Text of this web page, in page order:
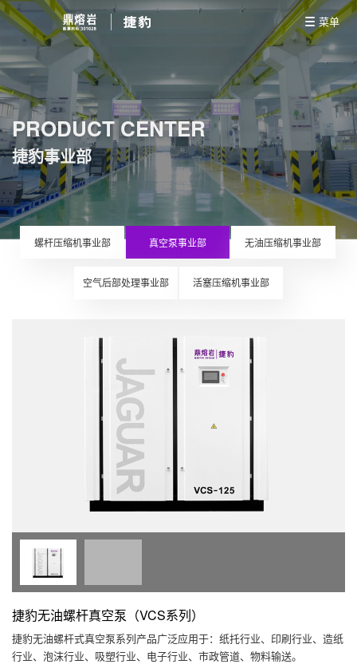
菜单
PRODUCT CENTER
捷豹事业部
螺杆压缩机事业部 真空泵事业部 无油压缩机事业部
空气后部处理事业部 活塞压缩机事业部
捷豹无油螺杆真空泵（VCS系列）
捷豹无油螺杆式真空泵系列产品广泛应用于：纸托行业、印刷行业、造纸
行业、泡沫行业、吸塑行业、电子行业、市政管道、物料输送。